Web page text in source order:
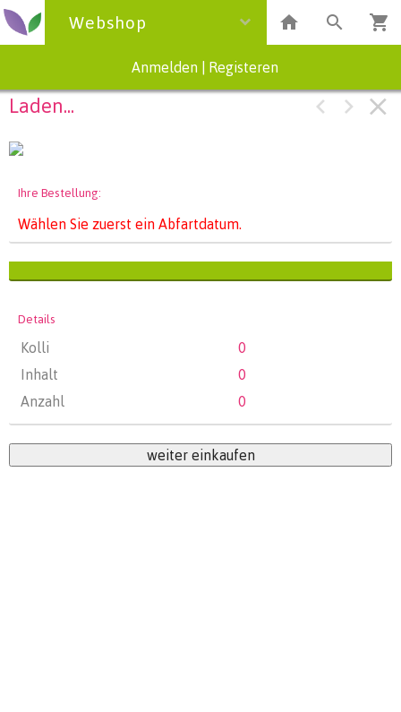
Webshop
Anmelden Registeren
Laden...
Ihre Bestellung:
Wählen Sie zuerst ein Abfartdatum.
Details
Kolli
0
Inhalt
0
Anzahl
0
weiter einkaufen